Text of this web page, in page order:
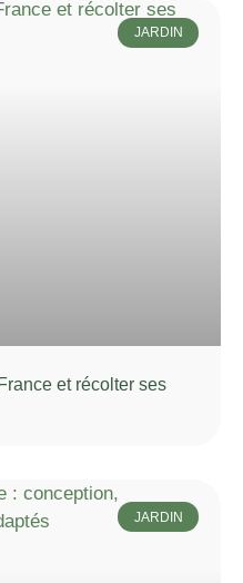
JARDIN
et récolter ses
JARDIN